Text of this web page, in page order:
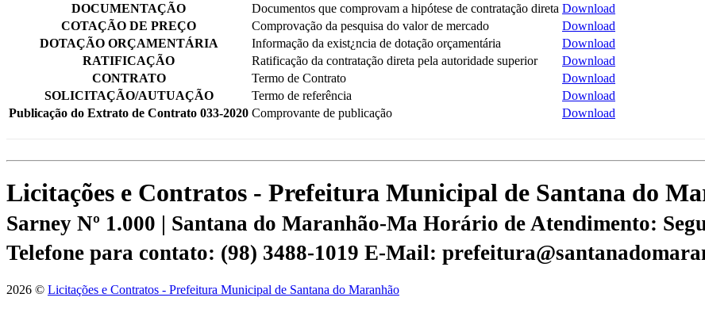
DOCUMENTAÇÃO
Documentos que comprovam a hipótese de contratação direta Download
COTAÇÃO DE PREÇO
Comprovação da pesquisa do valor de mercado
Download
DOTAÇÃO ORÇAMENTÁRIA
Informação da exist¿ncia de dotação orçamentária
Download
RATIFICAÇÃO
Ratificação da contratação direta pela autoridade superior
Download
CONTRATO
Termo de Contrato
Download
SOLICITAÇÃO/AUTUAÇÃO
Termo de referência
Download
Publicação do Extrato de Contrato 033-2020 Comprovante de publicação Download
Licitações e Contratos - Prefeitura Municipal de Santana do
Sarney Nº 1.000 | Santana do Maranhão-Ma Horário de Atendimento:
Telefone para contato: (98) 3488-1019 E-Mail:
2026 © Licitações e Contratos - Prefeitura Municipal de Santana do Maranhão